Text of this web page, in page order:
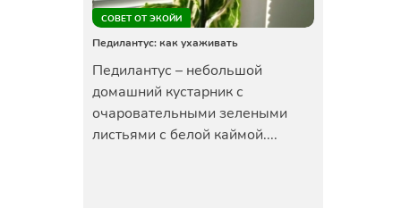
СОВЕТ ОТ ЭКОЙИ
Педилантус: как ухаживать
Педилантус – небольшой
домашний кустарник с
очаровательными зелеными
листьями с белой каймой....